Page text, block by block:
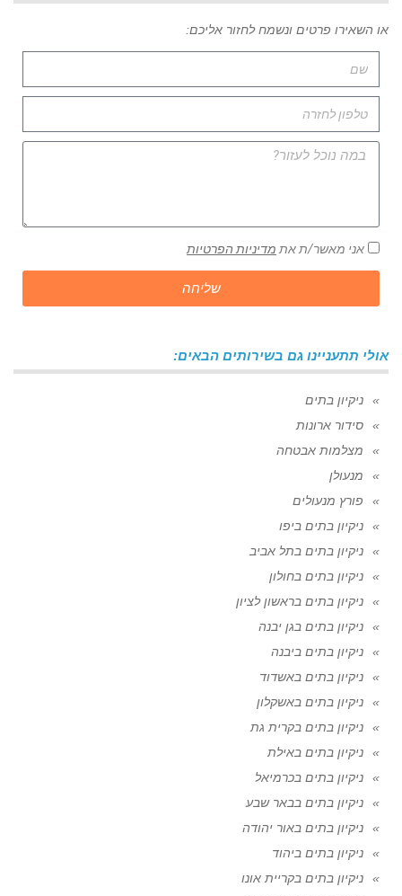
או השאירו פרטים ונשמח לחזור אליכם:
אני מאשר/ת את מדיניות הפרטיות
שליחה
אולי תתעניינו גם בשירותים הבאים:
ניקיון בתים
סידור ארונות
מצלמות אבטחה
מנעולן
פורץ מנעולים
ניקיון בתים ביפו
ניקיון בתים בתל אביב
ניקיון בתים בחולון
ניקיון בתים בראשון לציון
ניקיון בתים בגן יבנה
ניקיון בתים ביבנה
ניקיון בתים באשדוד
ניקיון בתים באשקלון
ניקיון בתים בקרית גת
ניקיון בתים באילת
ניקיון בתים בכרמיאל
ניקיון בתים בבאר שבע
ניקיון בתים באור יהודה
ניקיון בתים ביהוד
ניקיון בתים בקריית אונו